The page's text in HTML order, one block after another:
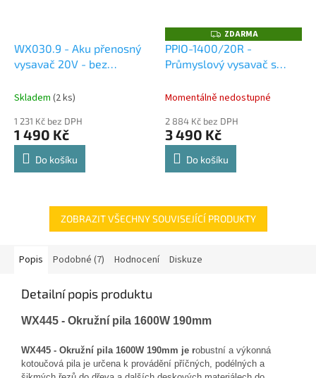
WX030.9 - Aku přenosný
vysavač 20V - bez
Powershare
nákupu na e-shopu
Skladem (2 ks)
1 231 Kč bez DPH
1 490 Kč
Do košíku
Z
D
A
R
M
ZDARMA
PPIO-1400/20R -
Průmyslový vysavač s
doprava zdarma při
Momentálně nedostupné
2 884 Kč bez DPH
3 490 Kč
Do košíku
ZOBRAZIT VŠECHNY SOUVISEJÍCÍ PRODUKTY
Popis Podobné (7) Hodnocení Diskuze
Detailní popis produktu
WX445 - Okružní pila 1600W 190mm
WX445 - Okružní pila 1600W 190mm je robustní a výkonná
kotoučová pila je určena k provádění příčných, podélných a